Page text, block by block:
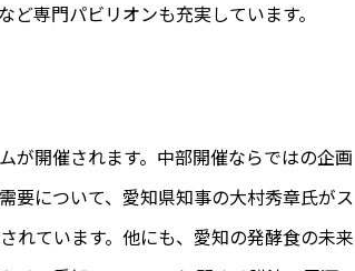
専門パビリオンも充実しています。
が開催されます。中部開催ならではの企画
要について、愛知県知事の大村秀章氏がス
れています。他にも、愛知の発酵食の未来